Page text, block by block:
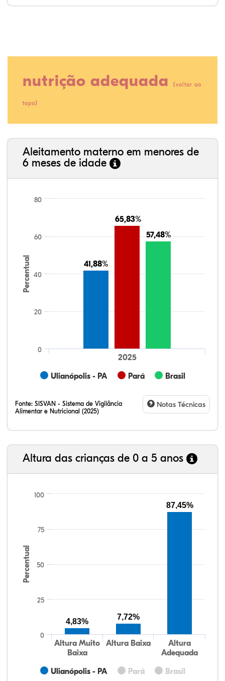
nutrição adequada (voltar ao
topo)
Aleitamento materno em menores de
6 meses de idade
Percentual 41,88%
41,88%
65,83%
65,83%
57,48%
57,48%
Ulianópolis - PA Pará Brasil
2025
0
20
40
60
80
Fonte: SISVAN - Sistema de Vigilância
Alimentar e Nutricional (2025)
Notas Técnicas
Altura das crianças de 0 a 5 anos
Percentual
Ulianópolis - PA Pará Brasil
Altura Muito
Baixa
Altura Baixa
Altura
Adequada
0
100
25
50
75
4,83%
7,72%
87,45%
15,08%
1,67%
0,08%
77,92%
2,33%
2,92%
35,89%
3,62%
0,11%
52,11%
2,54%
5,72%